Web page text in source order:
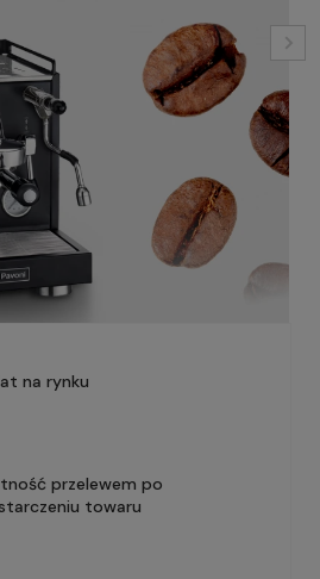
na rynku
przelewem po
towaru